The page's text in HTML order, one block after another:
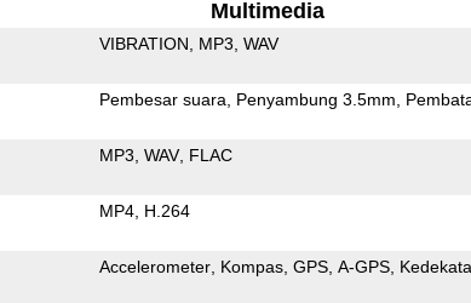
Multimedia
VIBRATION MP3 WAV
Pembesar suara Penyambung 3.5mm
MP3 WAV FLAC
MP4 H.264
Accelerometer Kompas GPS A-GPS